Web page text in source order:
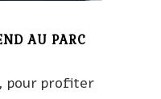
AU PARC
pour profiter